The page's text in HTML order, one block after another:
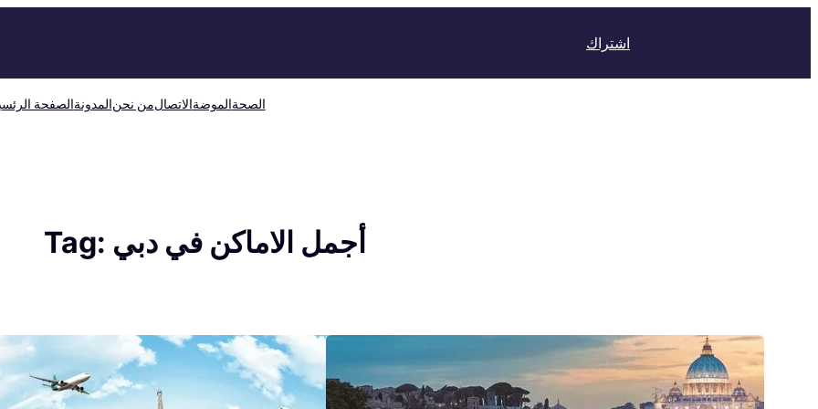
اشتراك
الصفحةالمدونةمن نحنالاتصالالموضةالصحة
Tag: أجمل الاماكن في دبي